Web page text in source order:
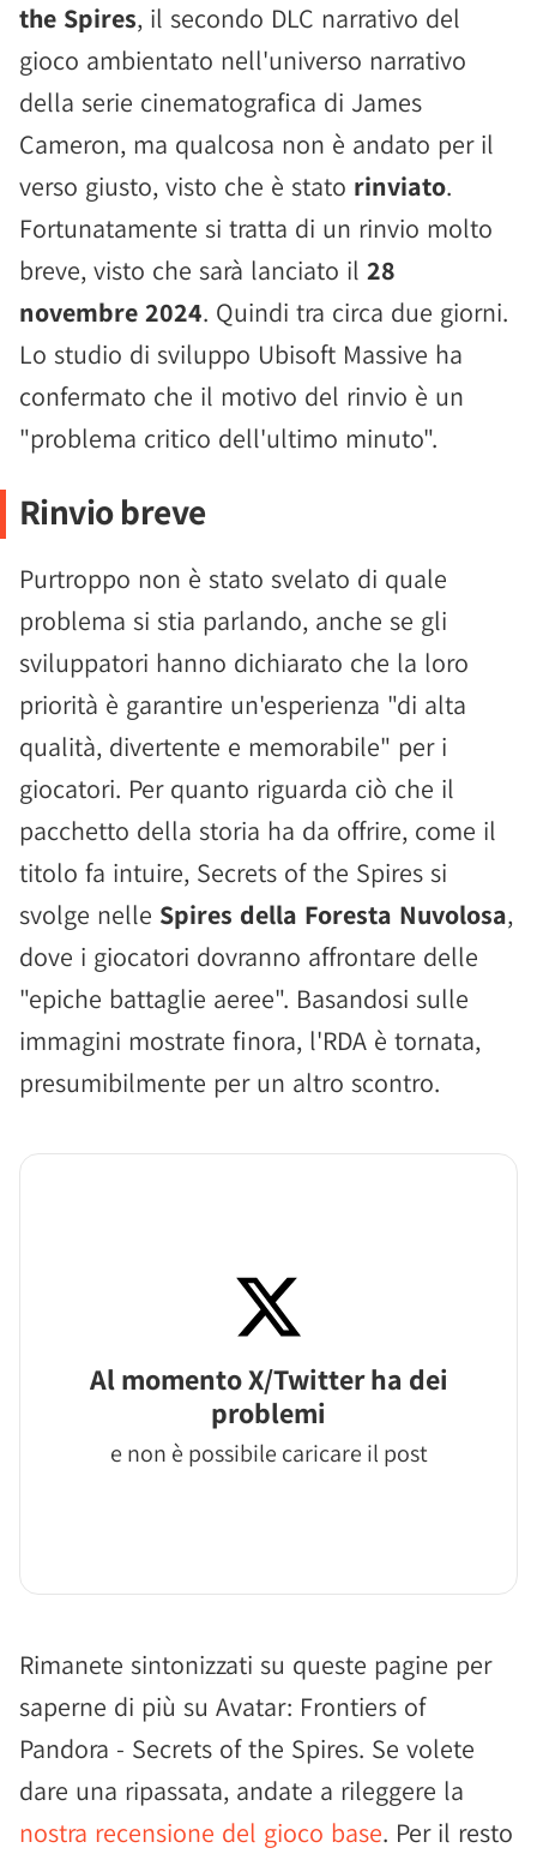
the Spires, il secondo DLC narrativo del
gioco ambientato nell'universo narrativo
della serie cinematografica di James
Cameron, ma qualcosa non è andato per il
verso giusto, visto che è stato rinviato.
Fortunatamente si tratta di un rinvio molto
breve, visto che sarà lanciato il 28
novembre 2024. Quindi tra circa due giorni.
Lo studio di sviluppo Ubisoft Massive ha
confermato che il motivo del rinvio è un
"problema critico dell'ultimo minuto".
Rinvio breve
Purtroppo non è stato svelato di quale
problema si stia parlando, anche se gli
sviluppatori hanno dichiarato che la loro
priorità è garantire un'esperienza "di alta
qualità, divertente e memorabile" per i
giocatori. Per quanto riguarda ciò che il
pacchetto della storia ha da offrire, come il
titolo fa intuire, Secrets of the Spires si
svolge nelle Spires della Foresta Nuvolosa,
dove i giocatori dovranno affrontare delle
"epiche battaglie aeree". Basandosi sulle
immagini mostrate finora, l'RDA è tornata,
presumibilmente per un altro scontro.
Al momento X/Twitter ha dei
problemi
e non è possibile caricare il post
Rimanete sintonizzati su queste pagine per
saperne di più su Avatar: Frontiers of
Pandora - Secrets of the Spires. Se volete
dare una ripassata, andate a rileggere la
nostra recensione del gioco base. Per il resto